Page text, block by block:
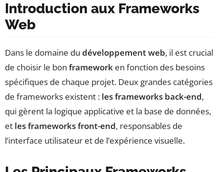
Introduction aux Frameworks
Web
Dans le domaine du développement web, il est crucial
de choisir le bon framework en fonction des besoins
spécifiques de chaque projet. Deux grandes catégories
de frameworks existent : les frameworks back-end,
qui gèrent la logique applicative et la base de données,
et les frameworks front-end, responsables de
l’interface utilisateur et de l’expérience visuelle.